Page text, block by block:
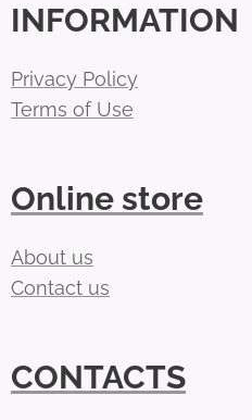
INFORMATION
Privacy Policy
Terms of Use
Online store
About us
Contact us
CONTACTS